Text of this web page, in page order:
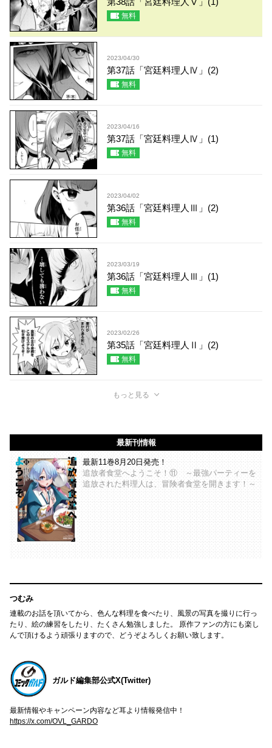
無料
2023/04/30
第37話「宮廷料理人Ⅳ」(2)
無料
2023/04/16
第37話「宮廷料理人Ⅳ」(1)
無料
2023/04/02
第36話「宮廷料理人Ⅲ」(2)
無料
2023/03/19
第36話「宮廷料理人Ⅲ」(1)
無料
2023/02/26
第35話「宮廷料理人Ⅱ」(2)
無料
もっと見る
最新刊情報
最新11巻8月20日発売！
追放者食堂へようこそ！⑪ ～最強パーティーを
追放された料理人は、冒険者食堂を開きます！～
つむみ
連載のお話を頂いてから、色んな料理を食べたり、風景の写真を撮りに行っ
たり、絵の練習をしたり、たくさん勉強しました。 原作ファンの方にも楽し
んで頂けるよう頑張りますので、どうぞよろしくお願い致します。
ガルド編集部公式X(Twitter)
最新情報やキャンペーン内容など耳より情報発信中！
https://x.com/OVL_GARDO